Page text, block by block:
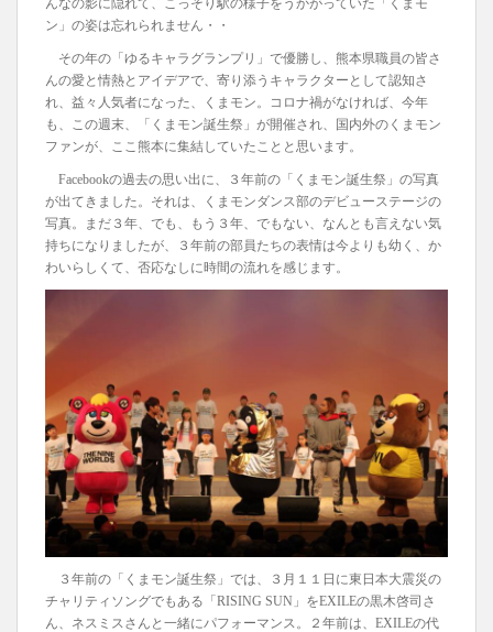
ン」の姿は忘れられません・・
その年の「ゆるキャラグランプリ」で優勝し、熊本県職員の皆さ
んの愛と情熱とアイデアで、寄り添うキャラクターとして認知さ
れ、益々人気者になった、くまモン。コロナ禍がなければ、今年
も、この週末、「くまモン誕生祭」が開催され、国内外のくまモン
ファンが、ここ熊本に集結していたことと思います。
Facebookの過去の思い出に、３年前の「くまモン誕生祭」の写真
が出てきました。それは、くまモンダンス部のデビューステージの
写真。まだ３年、でも、もう３年、でもない、なんとも言えない気
持ちになりましたが、３年前の部員たちの表情は今よりも幼く、か
わいらしくて、否応なしに時間の流れを感じます。
３年前の「くまモン誕生祭」では、３月１１日に東日本大震災の
チャリティソングでもある「RISING SUN」をEXILEの黒木啓司さ
ん、ネスミスさんと一緒にパフォーマンス。２年前は、EXILEの代